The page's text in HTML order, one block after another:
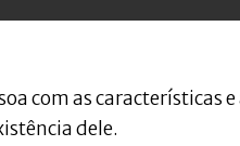
com as características
dele.